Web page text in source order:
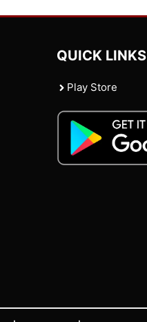
QUICK LINKS
Play Store